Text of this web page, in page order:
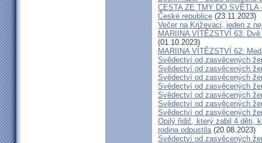
CESTA ZE TMY DO
České republice (23.11.2023)
Večer na Križevaci, jeden z
MARIINA VÍTĚZSTVÍ 63:
(01.10.2023)
MARIINA VÍTĚZSTVÍ 62:
Svědectví od zasvěcených
Svědectví od zasvěcených
Svědectví od zasvěcených
Svědectví od zasvěcených
Svědectví od zasvěcených
Svědectví od zasvěcených
Svědectví od zasvěcených
Opilý řidič, který zabil 4 děti,
rodina odpustila(20.08.2023)
Svědectví od zasvěcených